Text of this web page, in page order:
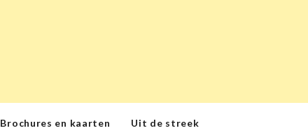
Brochures en kaarten Uit de streek